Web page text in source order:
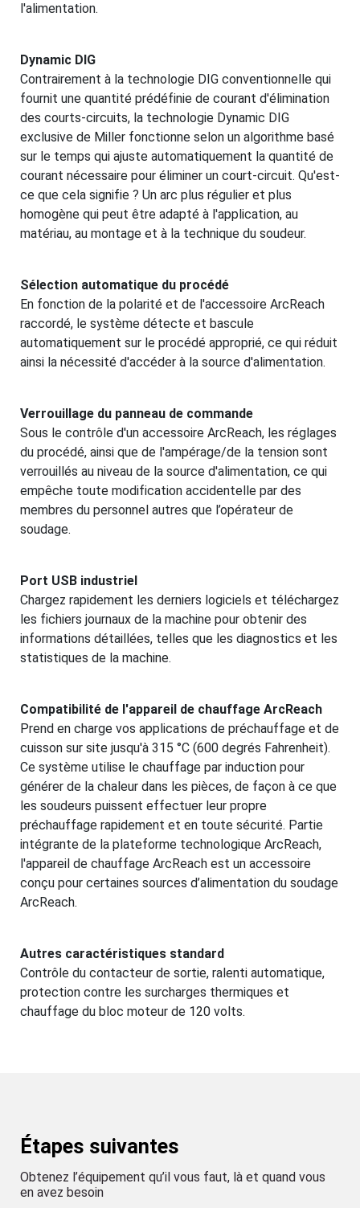
l'alimentation.
Dynamic DIG
Contrairement à la technologie DIG conventionnelle qui
fournit une quantité prédéfinie de courant d'élimination
des courts-circuits, la technologie Dynamic DIG
exclusive de Miller fonctionne selon un algorithme basé
sur le temps qui ajuste automatiquement la quantité de
courant nécessaire pour éliminer un court-circuit. Qu'est-
ce que cela signifie ? Un arc plus régulier et plus
homogène qui peut être adapté à l'application, au
matériau, au montage et à la technique du soudeur.
Sélection automatique du procédé
En fonction de la polarité et de l'accessoire ArcReach
raccordé, le système détecte et bascule
automatiquement sur le procédé approprié, ce qui réduit
ainsi la nécessité d'accéder à la source d'alimentation.
Verrouillage du panneau de commande
Sous le contrôle d'un accessoire ArcReach, les réglages
du procédé, ainsi que de l'ampérage/de la tension sont
verrouillés au niveau de la source d'alimentation, ce qui
empêche toute modification accidentelle par des
membres du personnel autres que l’opérateur de
soudage.
Port USB industriel
Chargez rapidement les derniers logiciels et téléchargez
les fichiers journaux de la machine pour obtenir des
informations détaillées, telles que les diagnostics et les
statistiques de la machine.
Compatibilité de l'appareil de chauffage ArcReach
Prend en charge vos applications de préchauffage et de
cuisson sur site jusqu'à 315 °C (600 degrés Fahrenheit).
Ce système utilise le chauffage par induction pour
générer de la chaleur dans les pièces, de façon à ce que
les soudeurs puissent effectuer leur propre
préchauffage rapidement et en toute sécurité. Partie
intégrante de la plateforme technologique ArcReach,
l'appareil de chauffage ArcReach est un accessoire
conçu pour certaines sources d’alimentation du soudage
ArcReach.
Autres caractéristiques standard
Contrôle du contacteur de sortie, ralenti automatique,
protection contre les surcharges thermiques et
chauffage du bloc moteur de 120 volts.
Étapes suivantes
Obtenez l’équipement qu’il vous faut, là et quand vous
en avez besoin